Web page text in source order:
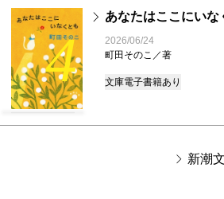
4
あなたはここにいな
2026/06/24
町田そのこ／著
文庫電子書籍あり
新潮